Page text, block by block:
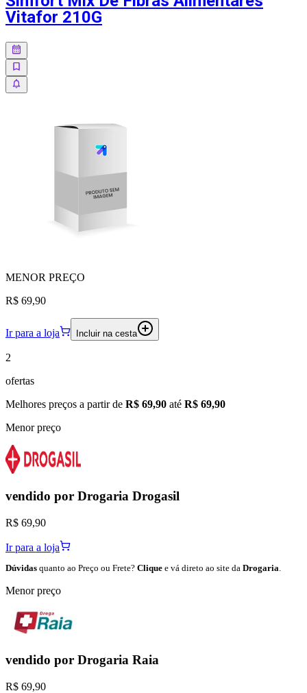
Vitafor 210G
MENOR PREÇO
R$ 69,90
Ir para a loja Incluir na cesta
2
ofertas
Melhores preços a partir de R$ 69,90 até R$ 69,90
Menor preço
vendido por Drogaria Drogasil
R$ 69,90
Ir para a loja
Dúvidas quanto ao Preço ou Frete? Clique e vá direto ao site da Drogaria.
Menor preço
vendido por Drogaria Raia
R$ 69,90